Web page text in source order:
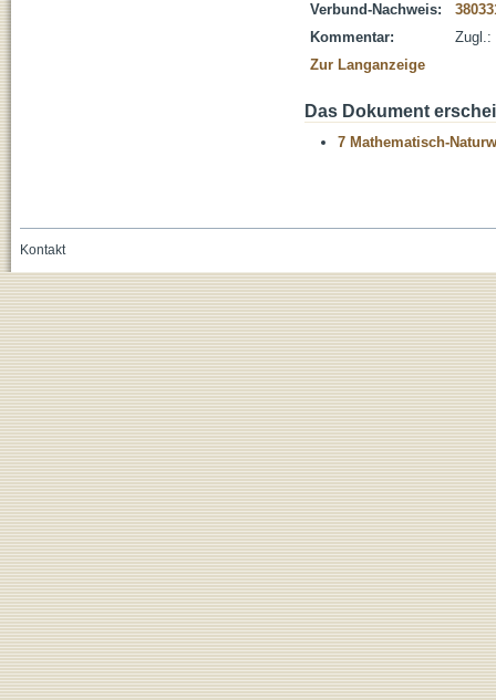
Verbund-Nachweis:
Kommentar:
Zugl.:
Zur Langanzeige
Das Dokument
7 Mathematisch-
Kontakt